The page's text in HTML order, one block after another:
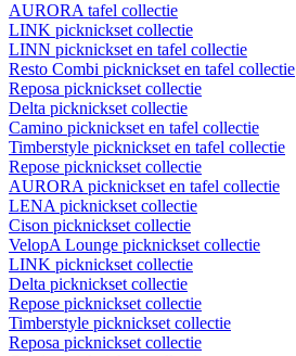
AURORA tafel collectie
LINK picknickset collectie
LINN picknickset en tafel collectie
Resto Combi picknickset en tafel collectie
Reposa picknickset collectie
Delta picknickset collectie
Camino picknickset en tafel collectie
Timberstyle picknickset en tafel collectie
Repose picknickset collectie
AURORA picknickset en tafel collectie
LENA picknickset collectie
Cison picknickset collectie
VelopA Lounge picknickset collectie
LINK picknickset collectie
Delta picknickset collectie
Repose picknickset collectie
Timberstyle picknickset collectie
Reposa picknickset collectie